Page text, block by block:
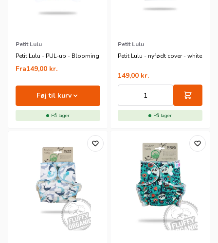
Petit Lulu
Petit Lulu - PUL-up - Blooming
Fra149,00 kr.
Føj til kurv
På lager
Petit Lulu
Petit Lulu - nyfødt cover - white
149,00 kr.
På lager